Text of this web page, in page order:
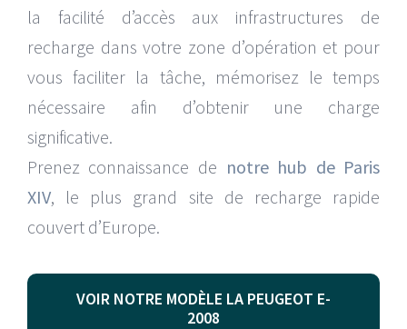
la facilité d’accès aux infrastructures de
recharge dans votre zone d’opération et pour
vous faciliter la tâche, mémorisez le temps
nécessaire afin d’obtenir une charge
significative.
Prenez connaissance de notre hub de Paris
XIV, le plus grand site de recharge rapide
couvert d’Europe.
VOIR NOTRE MODÈLE LA PEUGEOT E-
2008